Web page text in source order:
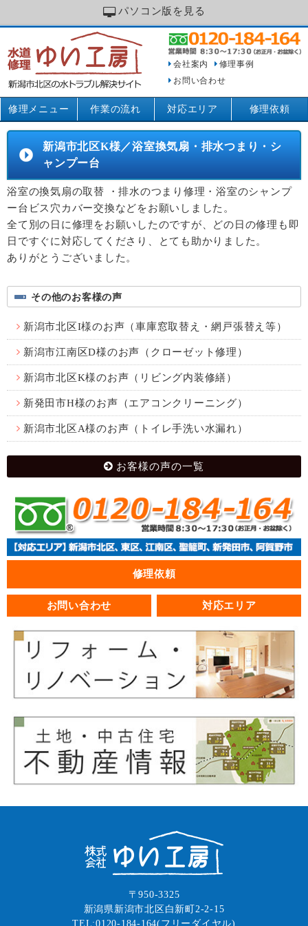
パソコン版を見る
会社案内
修理事例
お問い合わせ
修理メニュー 作業の流れ 対応エリア 修理依頼
新潟市北区K様／浴室換気扇・排水つまり・シ
ャンプー台
浴室の換気扇の取替 ・排水のつまり修理・浴室のシャンプ
ー台ビス穴カバー交換などをお願いしました。
全て別の日に修理をお願いしたのですが、どの日の修理も即
日ですぐに対応してくださり、とても助かりました。
ありがとうございました。
その他のお客様の声
新潟市北区I様のお声（車庫窓取替え・網戸張替え等）
新潟市江南区D様のお声（クローゼット修理）
新潟市北区K様のお声（リビング内装修繕）
新発田市H様のお声（エアコンクリーニング）
新潟市北区A様のお声（トイレ手洗い水漏れ）
お客様の声の一覧
修理依頼
お問い合わせ 対応エリア
〒950-3325
新潟県新潟市北区白新町2-2-15
TEL:0120-184-164(フリーダイヤル)